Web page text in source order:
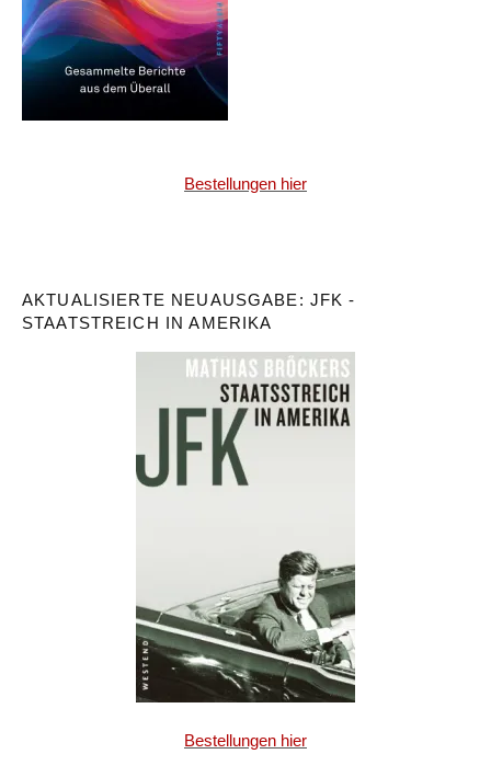
Bestellungen hier
AKTUALISIERTE NEUAUSGABE: JFK -
STAATSTREICH IN AMERIKA
Bestellungen hier